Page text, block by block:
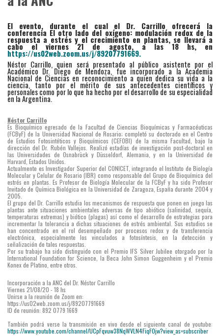
El evento, durante el cual el Dr. Carrillo ofrecerá la
conferencia El otro lado del oxígeno: modulación redox de la
respuesta a estrés y el crecimiento en plantas, se llevará a
cabo el viernes 21 de agosto, a las 18 hs, en
https://us02web.zoom.us/j/89207791669.
Néstor Carrillo, quien será presentado al público asistente por el
Académico Dr. Diego de Mendoza, fue incorporado a la Academia
Nacional de Ciencias en reconocimiento a quien dedica su vida a la
ciencia, tanto por el mérito de sus antecedentes científicos y
personales como por lo que ha hecho por el desarrollo de su especialidad
en la Argentina.
Néstor Carrillo
Es Bioquímico egresado de la Facultad de Ciencias Bioquímicas y Farmacéuticas
(FCByF) de la Universidad Nacional de Rosario; completó su doctorado en el Centro
de Estudios Fotosintéticos y Bioquímicos (CEFOBI) de la misma Facultad, bajo la
dirección del Dr. Rubén Vallejos. Realizó estadías de investigación post-doctoral en
las Universidades de Osnabrück y Düsseldorf, Alemania, y en la Universidad de
Harvard, Estados Unidos.
Actualmente es Investigador Superior del CONICET, integrando el Instituto de Biología
Molecular y Celular de Rosario (IBR) como responsable del Grupo de Bioquímica del
estrés en plantas. Es Profesor de Biología Molecular de la FCByF y ha sido Profesor
Invitado de Química Biológica en la Universidad de Zaragoza, España durante 2004 y
2005.
El grupo del Dr. Carrillo estudia los mecanismos de respuesta que ponen en juego las
plantas ante situaciones ambientales adversas de tipo abiótico (salinidad, sequía,
temperaturas extremas) y biótico (plagas) así como el desarrollo de estrategias para
incrementar la tolerancia a dichas situaciones de estrés ambiental. Sus estudios se
han concentrado en el rol desempeñado por procesos redox y de transferencia
electrónica, especialmente los vinculados a fotosíntesis, en la detección y
señalización de tales respuestas.
Por su trabajo ha sido distinguido con el Premio IFS Silver Jubilee otorgado por la
International Foundation for Science, la Beca John Simon Guggenheim y el Premio
Konex de Platino, entre otros.
Incorporación a la ANC del Dr. Néstor Carrillo
Viernes 21/08/20 - 18 hs
Unirse a la reunión de Zoom en:
https://us02web.zoom.us/j/89207791669
ID de reunión: 892 0779 1669
También podrá verse la transmisión en vivo desde el siguiente canal de youtube:
https://www.youtube.com/channel/UCpFqvuw38NqWVLN4FiqFOjw?view_as=subscriber